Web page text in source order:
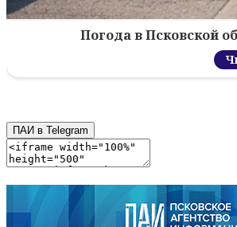
Погода в Псковской
ПАИ в Telegram